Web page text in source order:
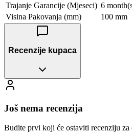
Trajanje Garancije (Mjeseci) 6
Visina Pakovanja (mm)
100 mm
Recenzije kupaca
Još nema recenzija
Budite prvi koji će ostaviti recenziju